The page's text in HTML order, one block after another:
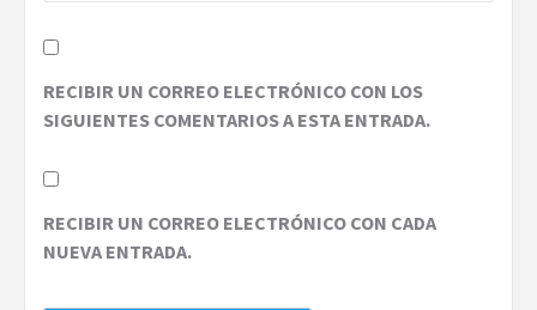
RECIBIR UN CORREO ELECTRÓNICO CON LOS
SIGUIENTES COMENTARIOS A ESTA ENTRADA.
RECIBIR UN CORREO ELECTRÓNICO CON CADA
NUEVA ENTRADA.